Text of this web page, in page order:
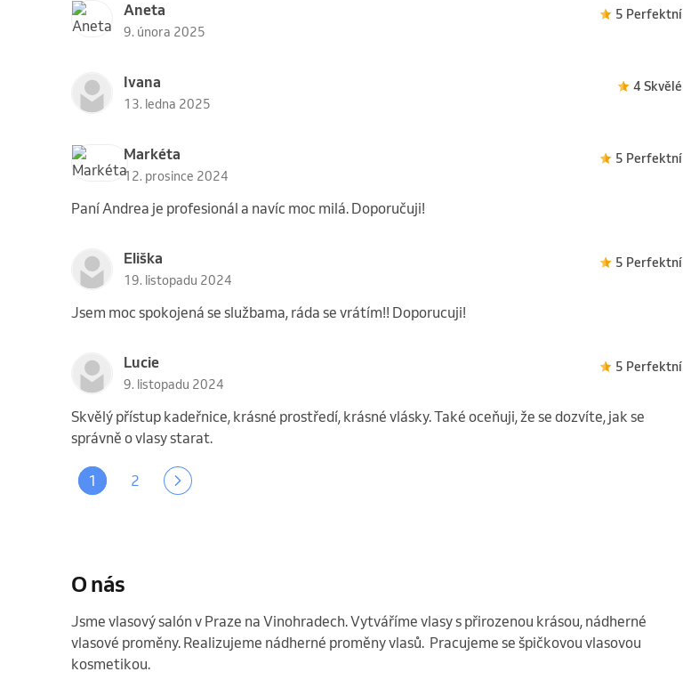
Aneta
9. února 2025
5 Perfektní
Ivana
13. ledna 2025
4 Skvělé
Markéta
12. prosince 2024
5 Perfektní
Paní Andrea je profesionál a navíc moc milá. Doporučuji!
Eliška
19. listopadu 2024
5 Perfektní
Jsem moc spokojená se službama, ráda se vrátím!! Doporucuji!
Lucie
9. listopadu 2024
5 Perfektní
Skvělý přístup kadeřnice, krásné prostředí, krásné vlásky. Také oceňuji, že se dozvíte, jak se
správně o vlasy starat.
1 2
O nás
Jsme vlasový salón v Praze na Vinohradech. Vytváříme vlasy s přirozenou krásou, nádherné
vlasové proměny. Realizujeme nádherné proměny vlasů.  Pracujeme se špičkovou vlasovou
kosmetikou.